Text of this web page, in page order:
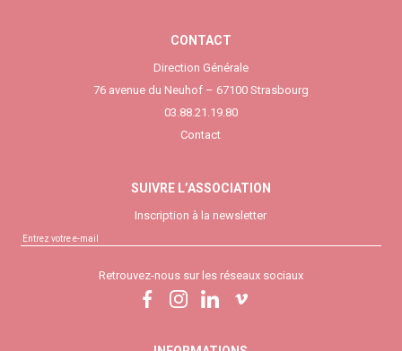
CONTACT
Direction Générale
76 avenue du Neuhof – 67100 Strasbourg
03.88.21.19.80
Contact
SUIVRE L’ASSOCIATION
Inscription à la newsletter
Retrouvez-nous sur les réseaux sociaux